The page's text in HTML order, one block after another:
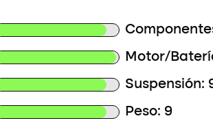
Motor/
Suspensión:
Peso: 9